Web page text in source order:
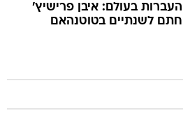
העברות בעולם: איבן פרישיץ'
חתם לשנתיים בטוטנהאם